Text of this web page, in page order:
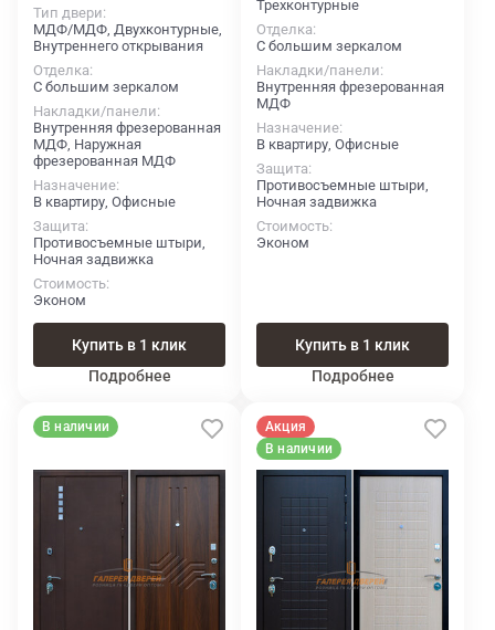
Тип двери
МДФ/МДФ, Двухконтурные,
Внутреннего открывания
Отделка
С большим зеркалом
Накладки/панели
Внутренняя фрезерованная
МДФ, Наружная
фрезерованная МДФ
Назначение
В квартиру, Офисные
Защита
Противосъемные штыри,
Ночная задвижка
Стоимость
Эконом
Купить в 1 клик
Подробнее
Трехконтурные
Отделка
С большим зеркалом
Накладки/панели
Внутренняя фрезерованная
МДФ
Назначение
В квартиру, Офисные
Защита
Противосъемные штыри,
Ночная задвижка
Стоимость
Эконом
Купить в 1 клик
Подробнее
В наличии
Акция
В наличии